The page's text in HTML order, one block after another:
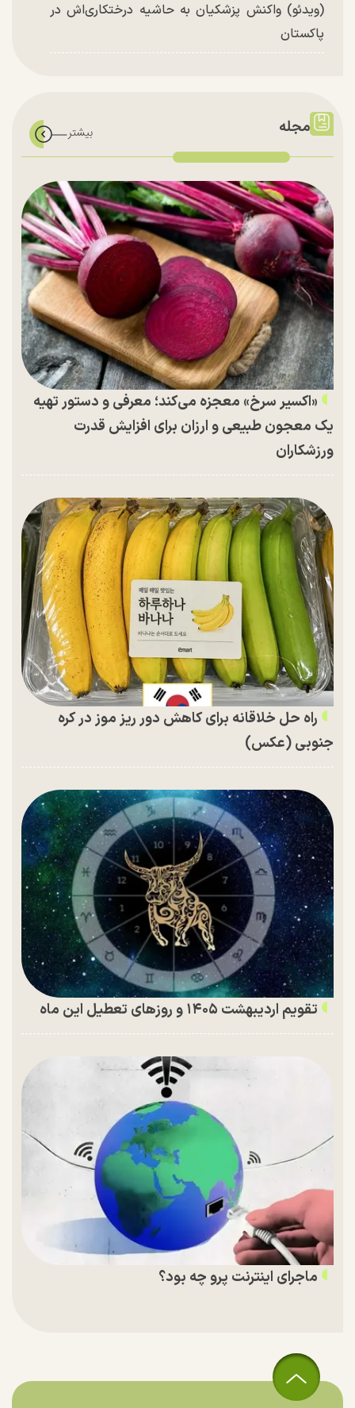
(ویدئو) واکنش پزشکیان به حاشیه درختکاری‌اش در
پاکستان
مجله
«اکسیر سرخ» معجزه می‌کند؛ معرفی و دستور تهیه
یک معجون طبیعی و ارزان برای افزایش قدرت
ورزشکاران
راه حل خلاقانه برای کاهش دور ریز موز در کره
جنوبی (عکس)
تقویم اردیبهشت ۱۴۰۵ و روز‌های تعطیل این ماه
ماجرای اینترنت پرو چه بود؟